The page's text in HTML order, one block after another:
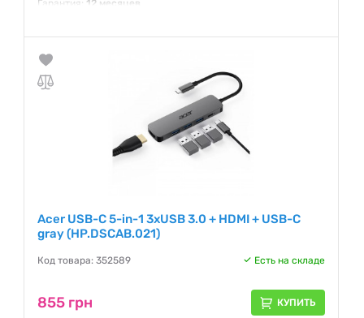
Гарантия: 12 месяцев
Acer USB-C 5-in-1 3xUSB 3.0 + HDMI + USB-C
gray (HP.DSCAB.021)
Код товара: 352589 Есть на складе
855 грн КУПИТЬ